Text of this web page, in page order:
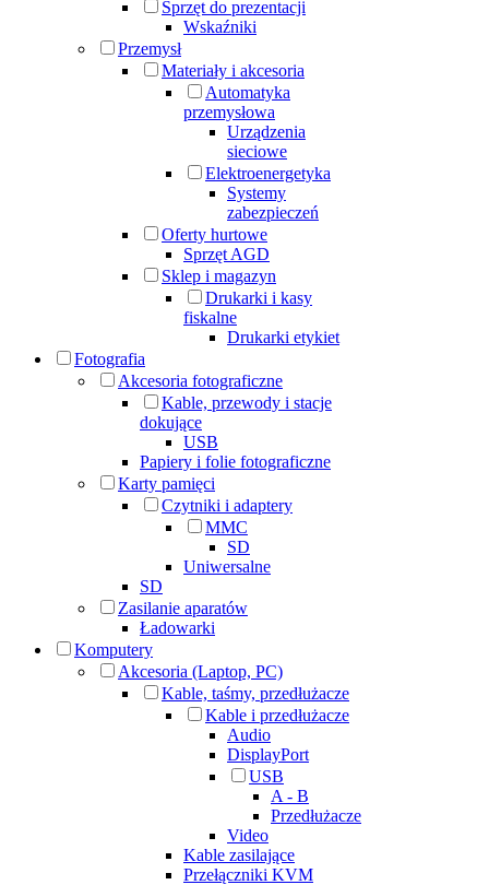
Sprzęt do prezentacji
Wskaźniki
Przemysł
Materiały i akcesoria
Automatyka
przemysłowa
Urządzenia
sieciowe
Elektroenergetyka
Systemy
zabezpieczeń
Oferty hurtowe
Sprzęt AGD
Sklep i magazyn
Drukarki i kasy
fiskalne
Drukarki etykiet
Fotografia
Akcesoria fotograficzne
Kable, przewody i stacje
dokujące
USB
Papiery i folie fotograficzne
Karty pamięci
Czytniki i adaptery
MMC
SD
Uniwersalne
SD
Zasilanie aparatów
Ładowarki
Komputery
Akcesoria (Laptop, PC)
Kable, taśmy, przedłużacze
Kable i przedłużacze
Audio
DisplayPort
USB
A - B
Przedłużacze
Video
Kable zasilające
Przełączniki KVM